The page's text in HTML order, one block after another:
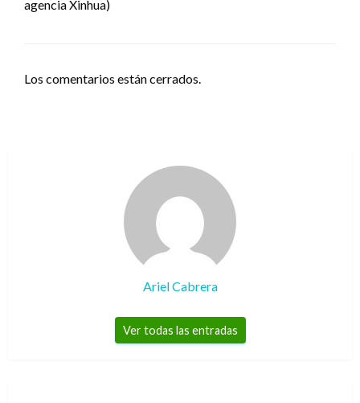
agencia Xinhua)
Los comentarios están cerrados.
Ariel Cabrera
Ver todas las entradas